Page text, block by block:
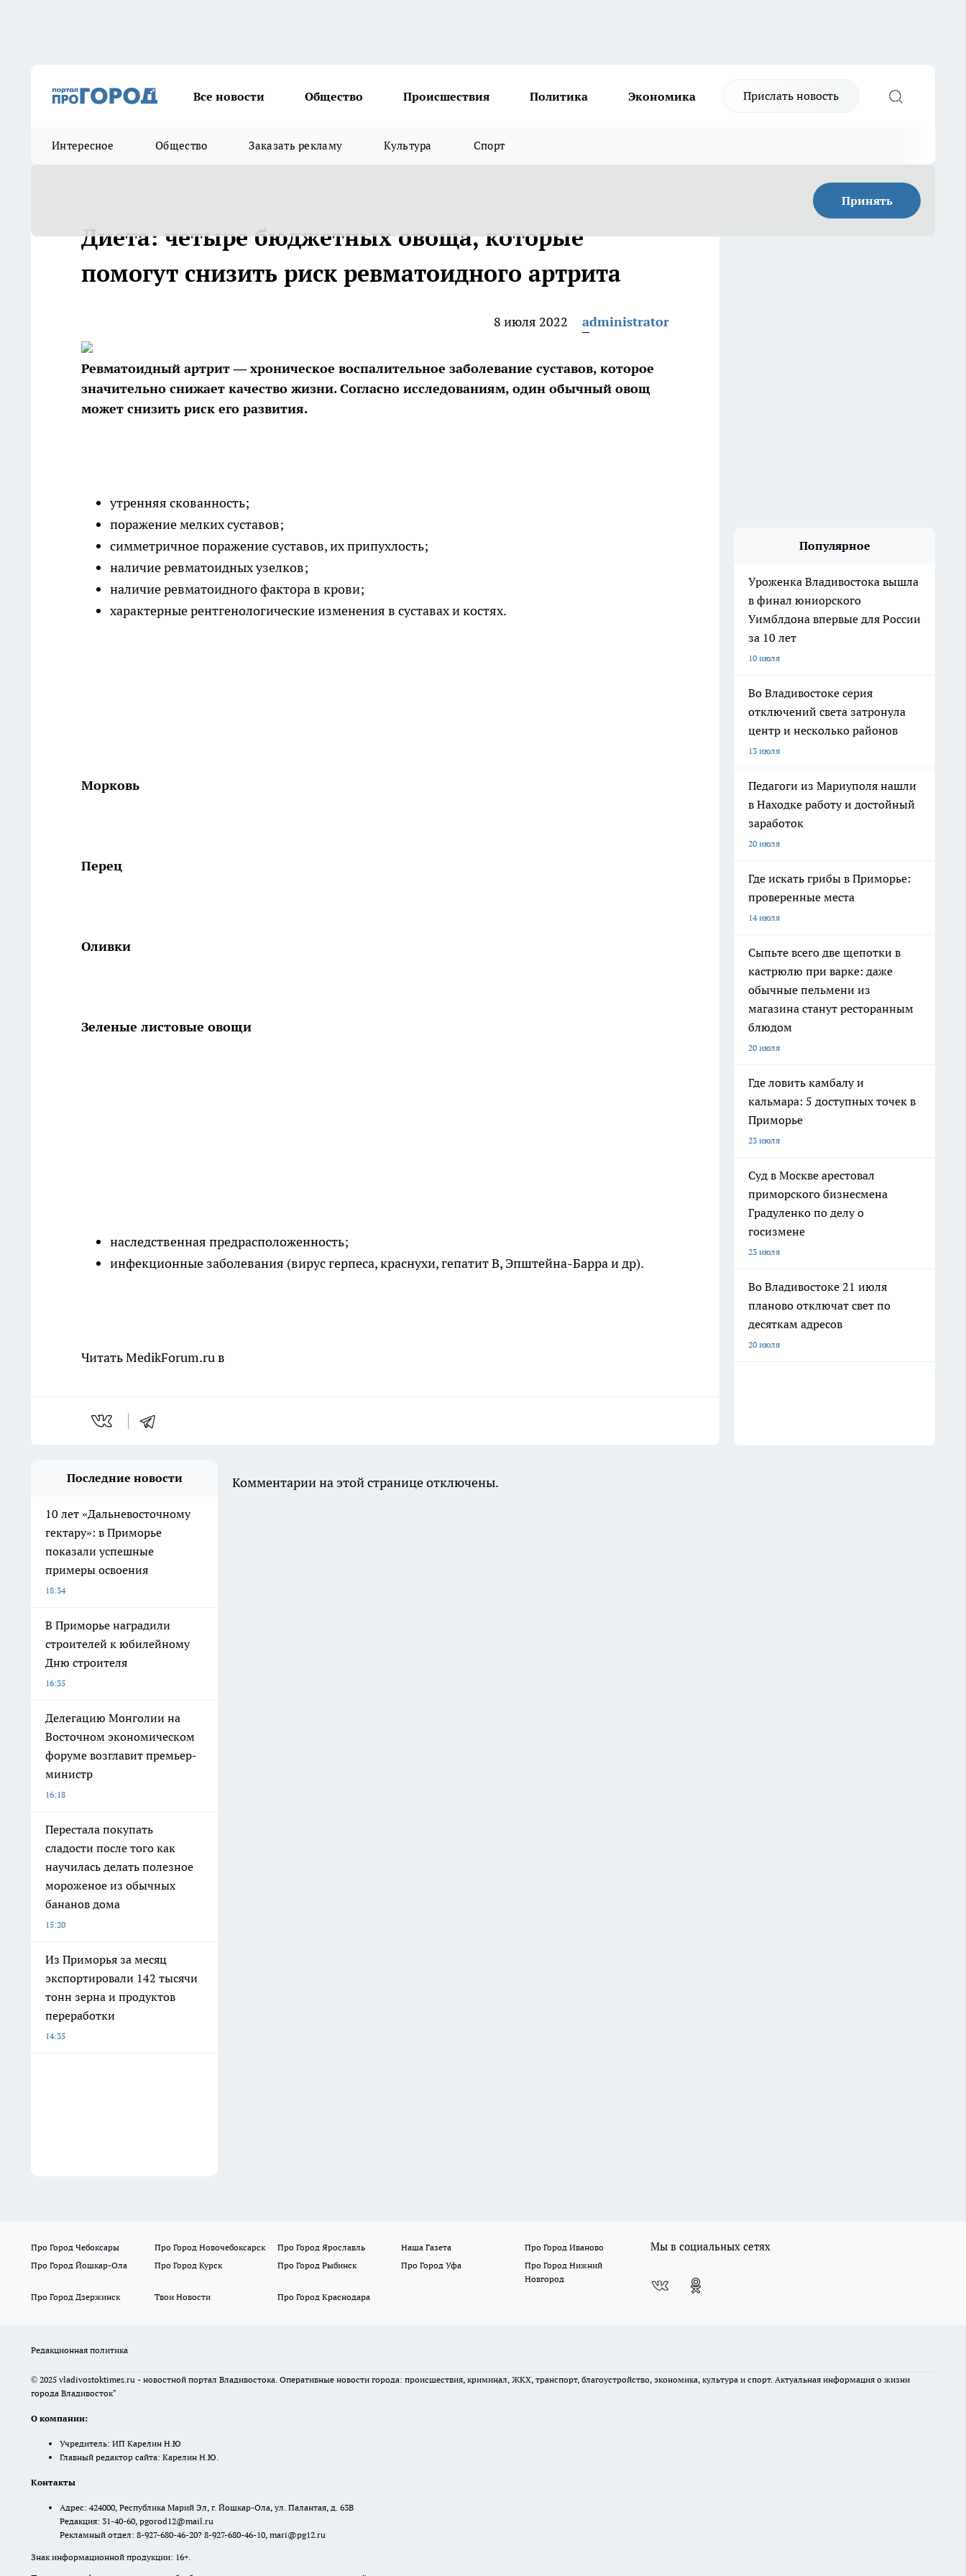
Все новости Общество Происшествия Политика Экономика Прислать новость
Интересное Общество Заказать рекламу Культура Спорт
Принять
Диета: четыре бюджетных овоща, которые
помогут снизить риск ревматоидного артрита
8 июля 2022 administrator
Ревматоидный артрит — хроническое воспалительное заболевание суставов, которое
значительно снижает качество жизни. Согласно исследованиям, один обычный овощ
может снизить риск его развития.
утренняя скованность;
поражение мелких суставов;
симметричное поражение суставов, их припухлость;
наличие ревматоидных узелков;
наличие ревматоидного фактора в крови;
характерные рентгенологические изменения в суставах и костях.
Морковь
Перец
Оливки
Зеленые листовые овощи
наследственная предрасположенность;
инфекционные заболевания (вирус герпеса, краснухи, гепатит В, Эпштейна-Барра и др).
Читать MedikForum.ru в
Популярное
Уроженка Владивостока вышла
в финал юниорского
Уимблдона впервые для России
за 10 лет
10 июля
Во Владивостоке серия
отключений света затронула
центр и несколько районов
13 июля
Педагоги из Мариуполя нашли
в Находке работу и достойный
заработок
20 июля
Где искать грибы в Приморье:
проверенные места
14 июля
Сыпьте всего две щепотки в
кастрюлю при варке: даже
обычные пельмени из
магазина станут ресторанным
блюдом
20 июля
Где ловить камбалу и
кальмара: 5 доступных точек в
Приморье
23 июля
Суд в Москве арестовал
приморского бизнесмена
Градуленко по делу о
госизмене
23 июля
Во Владивостоке 21 июля
планово отключат свет по
десяткам адресов
20 июля
Последние новости
10 лет «Дальневосточному
гектару»: в Приморье
показали успешные
примеры освоения
18:34
В Приморье наградили
строителей к юбилейному
Дню строителя
16:35
Делегацию Монголии на
Восточном экономическом
форуме возглавит премьер-
министр
16:18
Перестала покупать
сладости после того как
научилась делать полезное
мороженое из обычных
бананов дома
15:20
Из Приморья за месяц
экспортировали 142 тысячи
тонн зерна и продуктов
переработки
14:35
Комментарии на этой странице отключены.
Про Город Чебоксары Про Город Новочебоксарск Про Город Ярославль Наша Газета
Про Город Иваново
Про Город Йошкар-Ола
Про Город Курск Про Город Рыбинск Про Город Уфа
Про Город Нижний
Новгород
Про Город Дзержинск
Твои Новости Про Город Краснодара
Мы в социальных сетях
Редакционная политика
© 2025 vladivostoktimes.ru - новостной портал Владивостока. Оперативные новости города: происшествия, криминал, ЖКХ, транспорт, благоустройство, экономика, культура и спорт. Актуальная информация о жизни
города Владивосток"
О компании:
Учредитель: ИП Карелин Н.Ю
Главный редактор сайта: Карелин Н.Ю.
Контакты
Адрес: 424000, Республика Марий Эл, г. Йошкар-Ола, ул. Палантая, д. 63В
Редакция: 31-40-60, pgorod12@mail.ru
Рекламный отдел: 8-927-680-46-20? 8-927-680-46-10, mari@pg12.ru
Знак информационной продукции: 16+.